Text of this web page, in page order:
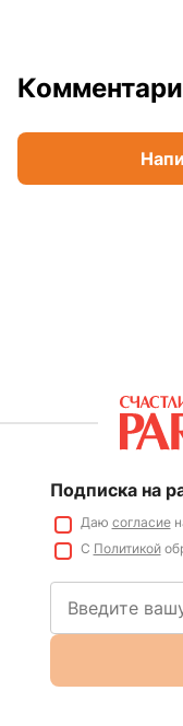
Подписка на
Даю согласие
С Политикой